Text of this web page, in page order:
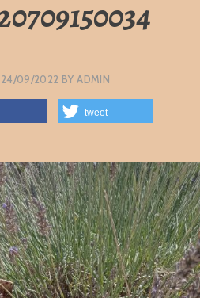
24/09/2022 BYADMIN
tweet